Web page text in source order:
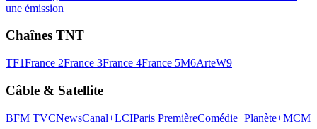
une émission
Chaînes TNT
TF1France 2France 3France 4France 5M6ArteW9
Câble & Satellite
BFM TVCNewsCanal+LCIParis PremièreComédie+Planète+MCM